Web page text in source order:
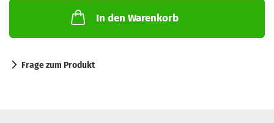
In den Warenkorb
Frage zum Produkt